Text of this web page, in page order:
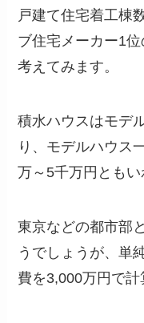
戸建て住宅着工棟
ブ住宅メーカー1
考えてみます。
積水ハウスはモデ
り、モデルハウス
万～5千万円ともい
東京などの都市部
うでしょうが、単
費を3,000万円で計